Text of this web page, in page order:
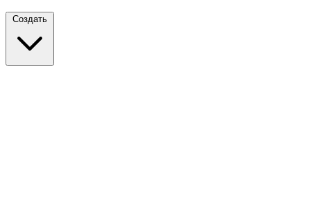
Создать